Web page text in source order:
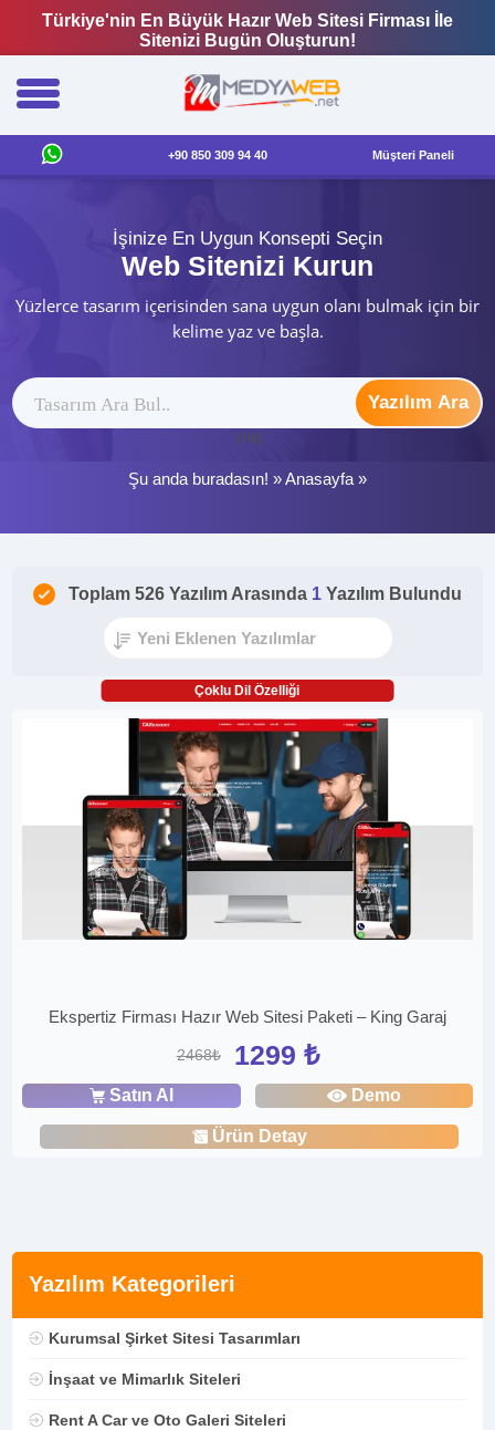
Türkiye'nin En Büyük Hazır Web Sitesi Firması İle
Sitenizi Bugün Oluşturun!
+90 850 309 94 40 Müşteri Paneli
İşinize En Uygun Konsepti Seçin
Web Sitenizi Kurun
Yüzlerce tasarım içerisinden sana uygun olanı bulmak için bir
kelime yaz ve başla.
Yazılım Ara
ytag
Şu anda buradasın! »Anasayfa »
Yazılım Kategorileri
Kurumsal Şirket Sitesi Tasarımları
İnşaat ve Mimarlık Siteleri
Rent A Car ve Oto Galeri Siteleri
Toplam 526 Yazılım Arasında 1 Yazılım Bulundu
Çoklu Dil Özelliği
Ekspertiz Firması Hazır Web Sitesi Paketi – King Garaj
2468₺ 1299 ₺
Satın Al Demo
Ürün Detay